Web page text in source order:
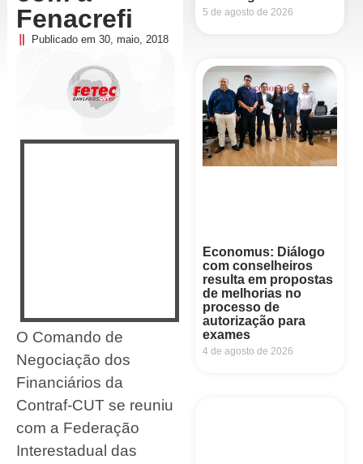
Fenacrefi
Publicado em 30, maio, 2018
O Comando de
Negociação dos
Financiários da
Contraf-CUT se reuniu
com a Federação
Interestadual das
5 de agosto de 2026
Economus: Diálogo
com conselheiros
resulta em propostas
de melhorias no
processo de
autorização para
exames
4 de agosto de 2026